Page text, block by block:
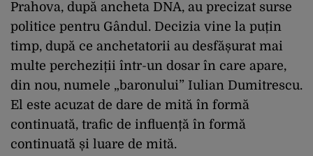
Prahova, după ancheta DNA, au precizat surse
politice pentru Gândul. Decizia vine la puțin
timp, după ce anchetatorii au desfășurat mai
multe percheziții într-un dosar în care apare,
din nou, numele „baronului” Iulian Dumitrescu.
El este acuzat de dare de mită în formă
continuată, trafic de influență în formă
continuată și luare de mită.